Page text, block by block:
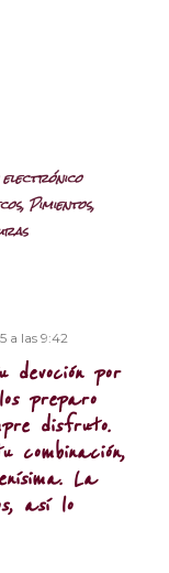
Pimientos
a las 9:42
por
preparo
disfruto.
La
así lo